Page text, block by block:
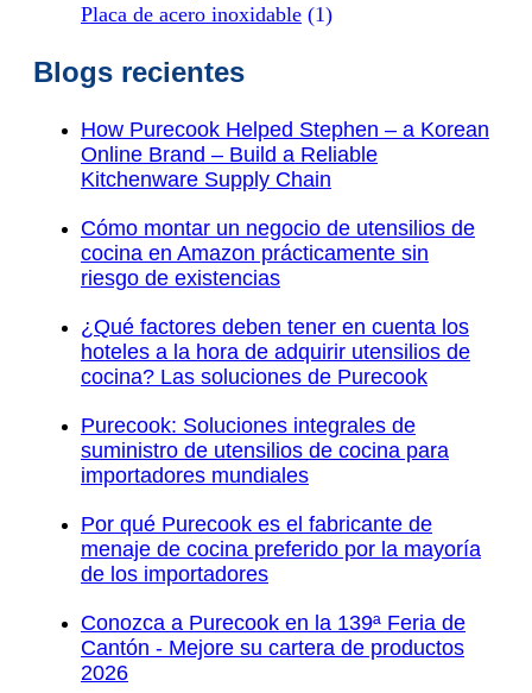
Placa de acero inoxidable (1)
Blogs recientes
How Purecook Helped Stephen – a Korean
Online Brand – Build a Reliable
Kitchenware Supply Chain
Cómo montar un negocio de utensilios de
cocina en Amazon prácticamente sin
riesgo de existencias
¿Qué factores deben tener en cuenta los
hoteles a la hora de adquirir utensilios de
cocina? Las soluciones de Purecook
Purecook: Soluciones integrales de
suministro de utensilios de cocina para
importadores mundiales
Por qué Purecook es el fabricante de
menaje de cocina preferido por la mayoría
de los importadores
Conozca a Purecook en la 139ª Feria de
Cantón - Mejore su cartera de productos
2026